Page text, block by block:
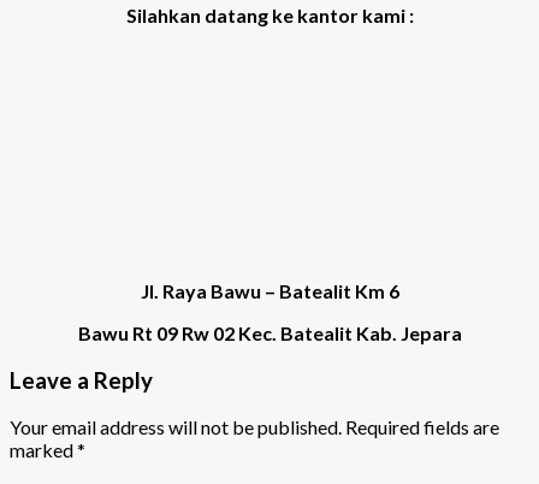
Silahkan datang ke kantor kami :
Jl. Raya Bawu – Batealit Km 6
Bawu Rt 09 Rw 02 Kec. Batealit Kab. Jepara
Leave a Reply
Your email address will not be published. Required fields are
marked*